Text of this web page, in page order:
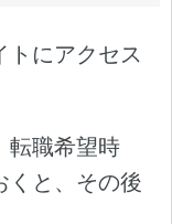
トにアクセス
転職希望時
くと、その後